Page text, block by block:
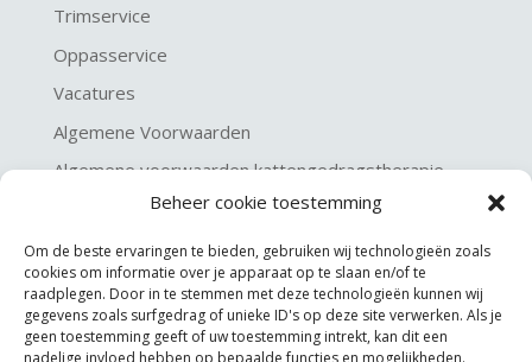
Beheer cookie toestemming
Om de beste ervaringen te bieden, gebruiken wij technologieën zoals
cookies om informatie over je apparaat op te slaan en/of te
raadplegen. Door in te stemmen met deze technologieën kunnen wij
gegevens zoals surfgedrag of unieke ID's op deze site verwerken. Als je
geen toestemming geeft of uw toestemming intrekt, kan dit een
nadelige invloed hebben op bepaalde functies en mogelijkheden.
Trimservice
Oppasservice
Vacatures
Algemene Voorwaarden
Algemene voorwaarden kattengedragstherapie
Privacy verklaring
Disclaimer & Copyright